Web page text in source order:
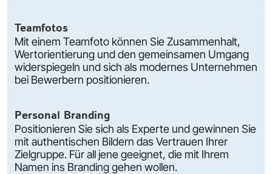
Teamfotos
Mit einem Teamfoto können Sie Zusammenhalt,
Wertorientierung und den gemeinsamen Umgang
widerspiegeln und sich als modernes Unternehmen
bei Bewerbern positionieren.
Personal Branding
Positionieren Sie sich als Experte und gewinnen Sie
mit authentischen Bildern das Vertrauen Ihrer
Zielgruppe. Für all jene geeignet, die mit Ihrem
Namen ins Branding gehen wollen.